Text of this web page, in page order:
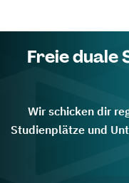
Freie duale
Wir schicken dir
Studienplätze und